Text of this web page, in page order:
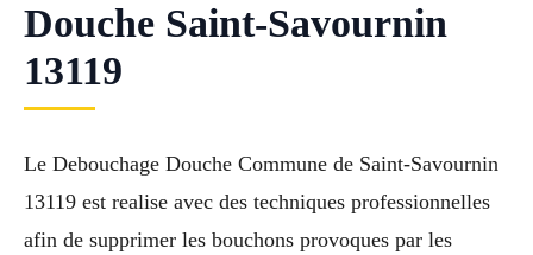
Douche Saint-Savournin
13119
Le Debouchage Douche Commune de Saint-Savournin
13119 est realise avec des techniques professionnelles
afin de supprimer les bouchons provoques par les